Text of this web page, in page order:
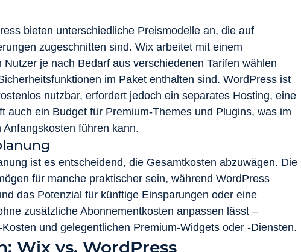
bieten unterschiedliche Preismodelle an, die auf
zugeschnitten sind. Wix arbeitet mit einem
je nach Bedarf aus verschiedenen Tarifen wählen
im Paket enthalten sind. WordPress ist
nutzbar, erfordert jedoch ein separates Hosting, eine
auch ein Budget für Premium-Themes und Plugins, was im
führen kann.
ist es entscheidend, die Gesamtkosten abzuwägen. Die
für manche praktischer sein, während WordPress
das Potenzial für künftige Einsparungen oder eine
zusätzliche Abonnementkosten anpassen lässt –
und gelegentlichen Premium-Widgets oder -Diensten.
Wix vs. WordPress